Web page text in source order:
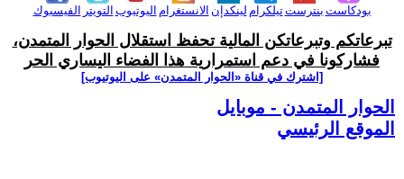
الفيسبوك التويتر اليوتيوب الانستغرام لينكدإن تيلكرامبنترست بودكاست
تبرعاتكم وتبرعاتكن المالية تحفظ استقلال الحوار المتمدن،
فشاركونا في دعم استمرارية هذا الفضاء اليساري الحر
[اشترك في قناة ‫«الحوار المتمدن» على اليوتيوب]
الحوار المتمدن - موبايل
الموقع الرئيسي